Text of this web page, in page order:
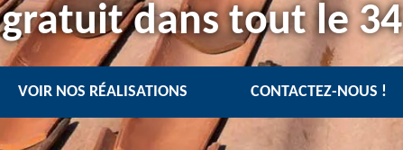
gratuit dans tout le 34
VOIR NOS RÉALISATIONS CONTACTEZ-NOUS !